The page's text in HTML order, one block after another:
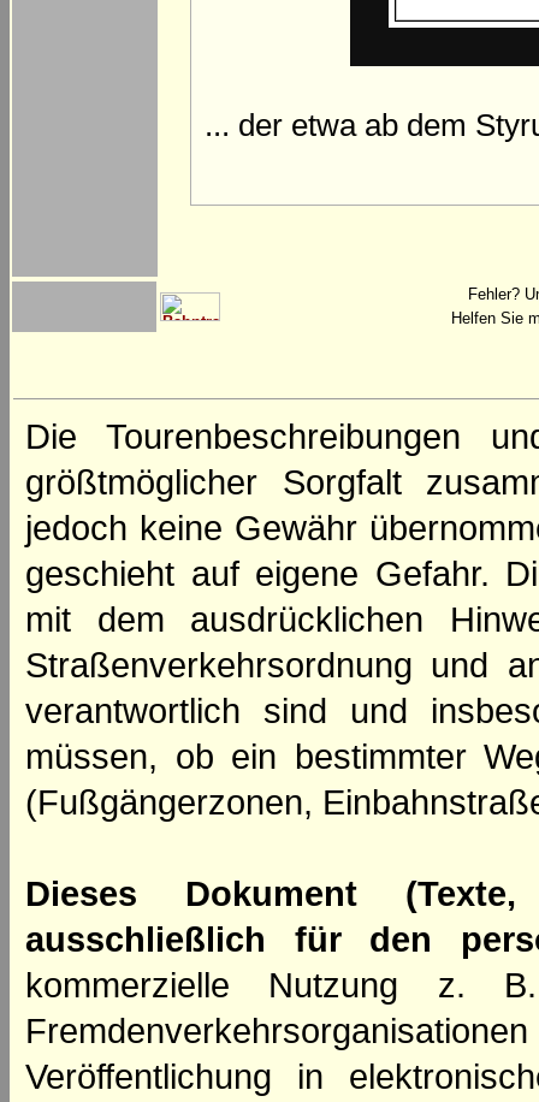
... der etwa ab dem
Fehler?
Helfen Sie
Die Tourenbeschreibungen
größtmöglicher Sorgfalt
jedoch keine Gewähr
geschieht auf eigene Gefahr.
mit dem ausdrücklichen
Straßenverkehrsordnung und
verantwortlich sind und
müssen, ob ein bestimmter
(Fußgängerzonen,
Dieses Dokument
ausschließlich für den
kommerzielle Nutzung z.
Veröffentlichung in